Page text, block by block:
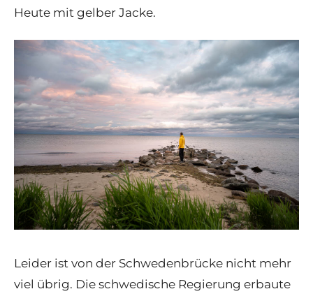
Heute mit gelber Jacke.
Leider ist von der Schwedenbrücke nicht mehr
viel übrig. Die schwedische Regierung erbaute